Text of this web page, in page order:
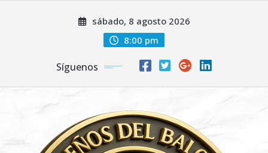
sábado, 8 agosto 2026
8:00 pm
Síguenos